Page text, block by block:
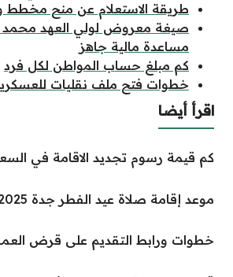
طريقة الاستعلام عن منح مخطط
صيغة معروض لولي العهد محمد
مساعدة مالية جاهز
كم مبلغ حساب المواطن لكل فرد
خطوات فتح ملف نقليات
اقرأ أيضا
كم قيمة رسوم تجديد الاقامة في
موعد إقامة صلاة عيد الفطر جدة 2025
خطوات ورابط التقديم على قرض